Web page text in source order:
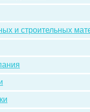
и строительных